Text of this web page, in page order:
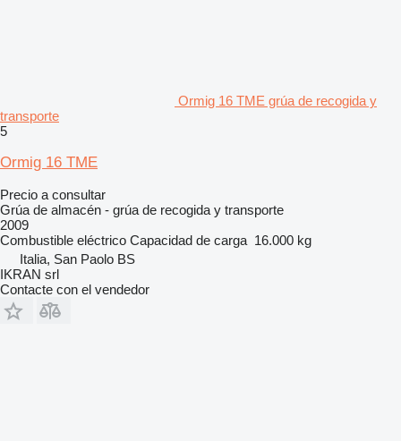
Ormig 16 TME grúa de recogida y
transporte
5
Ormig 16 TME
Precio a consultar
Grúa de almacén - grúa de recogida y transporte
2009
Combustible eléctrico Capacidad de carga 16.000 kg
Italia, San Paolo BS
IKRAN srl
Contacte con el vendedor